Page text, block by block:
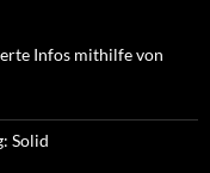
Infos mithilfe von
Solid